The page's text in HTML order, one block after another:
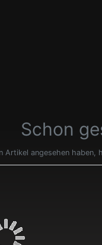
Schon
Artikel angesehen